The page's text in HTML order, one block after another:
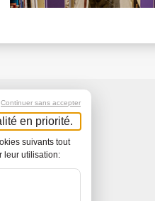
Service
Lieferung
Garantie
Continuer sans accepter
en priorité.
suivants tout
leur utilisation: